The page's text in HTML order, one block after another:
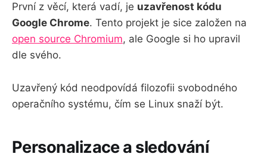
První z věcí, která vadí, je uzavřenost kódu
Google Chrome. Tento projekt je sice založen na
open source Chromium, ale Google si ho upravil
dle svého.
Uzavřený kód neodpovídá filozofii svobodného
operačního systému, čím se Linux snaží být.
Personalizace a sledování